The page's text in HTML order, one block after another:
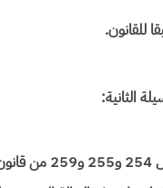
للقانون.
الثانية:
بناء على